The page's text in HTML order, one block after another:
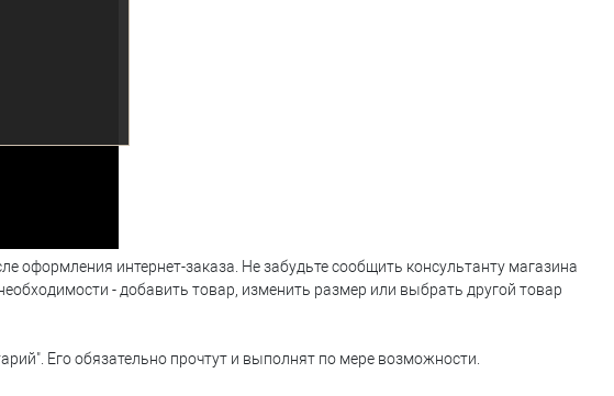
интернет-заказа. Не забудьте сообщить консультанту магазина
- добавить товар, изменить размер или выбрать другой товар
Его обязательно прочтут и выполнят по мере возможности.